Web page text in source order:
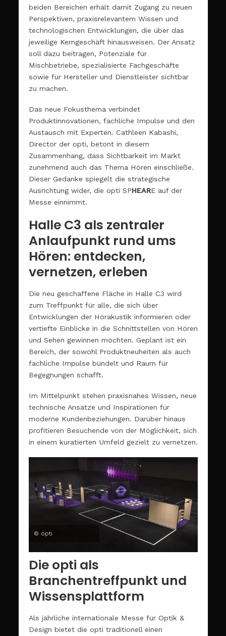
beiden Bereichen erhält damit Zugang zu neuen
Perspektiven, praxisrelevantem Wissen und
technologischen Entwicklungen, die über das
jeweilige Kerngeschäft hinausweisen. Der Ansatz
soll dazu beitragen, Potenziale für
Mischbetriebe, spezialisierte Fachgeschäfte
sowie für Hersteller und Dienstleister sichtbar
zu machen.
Das neue Fokusthema verbindet
Produktinnovationen, fachliche Impulse und den
Austausch mit Experten. Cathleen Kabashi,
Director der opti, betont in diesem
Zusammenhang, dass Sichtbarkeit im Markt
zunehmend auch das Thema Hören einschließe.
Dieser Gedanke spiegelt die strategische
Ausrichtung wider, die opti SPHEARE auf der
Messe einnimmt.
Halle C3 als zentraler
Anlaufpunkt rund ums
Hören: entdecken,
vernetzen, erleben
Die neu geschaffene Fläche in Halle C3 wird
zum Treffpunkt für alle, die sich über
Entwicklungen der Hörakustik informieren oder
vertiefte Einblicke in die Schnittstellen von Hören
und Sehen gewinnen möchten. Geplant ist ein
Bereich, der sowohl Produktneuheiten als auch
fachliche Impulse bündelt und Raum für
Begegnungen schafft.
Im Mittelpunkt stehen praxisnahes Wissen, neue
technische Ansätze und Inspirationen für
moderne Kundenbeziehungen. Darüber hinaus
profitieren Besuchende von der Möglichkeit, sich
in einem kuratierten Umfeld gezielt zu vernetzen.
© opti
Die opti als
Branchentreffpunkt und
Wissensplattform
Als jährliche internationale Messe für Optik &
Design bietet die opti traditionell einen